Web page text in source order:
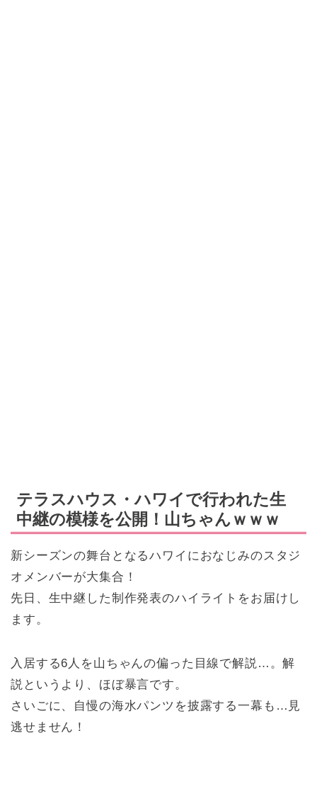
テラスハウス・ハワイで行われた生
中継の模様を公開！山ちゃんｗｗｗ
新シーズンの舞台となるハワイにおなじみのスタジ
オメンバーが大集合！
先日、生中継した制作発表のハイライトをお届けし
ます。
入居する6人を山ちゃんの偏った目線で解説…。解
説というより、ほぼ暴言です。
さいごに、自慢の海水パンツを披露する一幕も…見
逃せません！